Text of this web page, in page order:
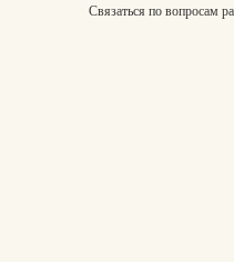
Связаться по вопросам